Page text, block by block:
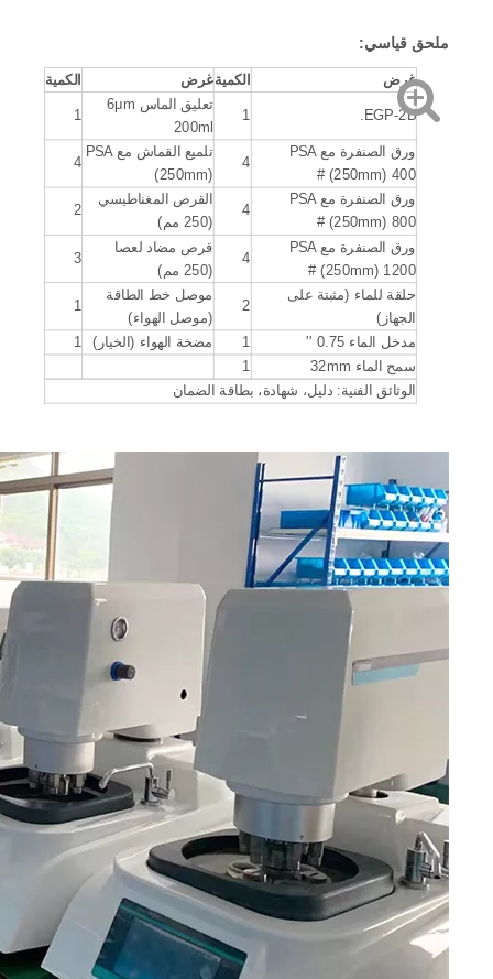
ملحق قياسي:
غرض الكميةغرض الكمية
EGP-2B.
1
تعليق الماس 6μm
200ml
1
ورق الصنفرة مع PSA
(250mm) 400 #
4
تلميع القماش مع PSA
(250mm)
4
ورق الصنفرة مع PSA
(250mm) 800 #
4
القرص المغناطيسي
(250 مم)
2
ورق الصنفرة مع PSA
(250mm) 1200 #
4
قرص مضاد لعصا
(250 مم)
3
حلقة للماء (مثبتة على
الجهاز)
2
موصل خط الطاقة
(موصل الهواء)
1
مدخل الماء 0.75 '' 1 مضخة الهواء (الخيار)
1
سمح الماء 32mm
1
الوثائق الفنية: دليل، شهادة، بطاقة الضمان